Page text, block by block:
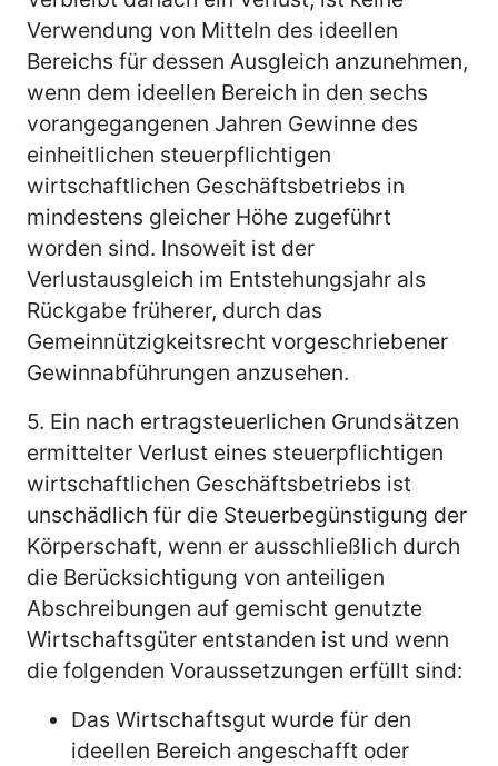
Verwendung von Mitteln des ideellen
Bereichs für dessen Ausgleich anzunehmen,
wenn dem ideellen Bereich in den sechs
vorangegangenen Jahren Gewinne des
einheitlichen steuerpflichtigen
wirtschaftlichen Geschäftsbetriebs in
mindestens gleicher Höhe zugeführt
worden sind. Insoweit ist der
Verlustausgleich im Entstehungsjahr als
Rückgabe früherer, durch das
Gemeinnützigkeitsrecht vorgeschriebener
Gewinnabführungen anzusehen.
5. Ein nach ertragsteuerlichen Grundsätzen
ermittelter Verlust eines steuerpflichtigen
wirtschaftlichen Geschäftsbetriebs ist
unschädlich für die Steuerbegünstigung der
Körperschaft, wenn er ausschließlich durch
die Berücksichtigung von anteiligen
Abschreibungen auf gemischt genutzte
Wirtschaftsgüter entstanden ist und wenn
die folgenden Voraussetzungen erfüllt sind:
Das Wirtschaftsgut wurde für den
ideellen Bereich angeschafft oder